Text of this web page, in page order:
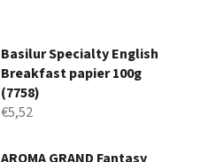
Basilur Specialty English
Breakfast papier 100g
(7758)
€5,52